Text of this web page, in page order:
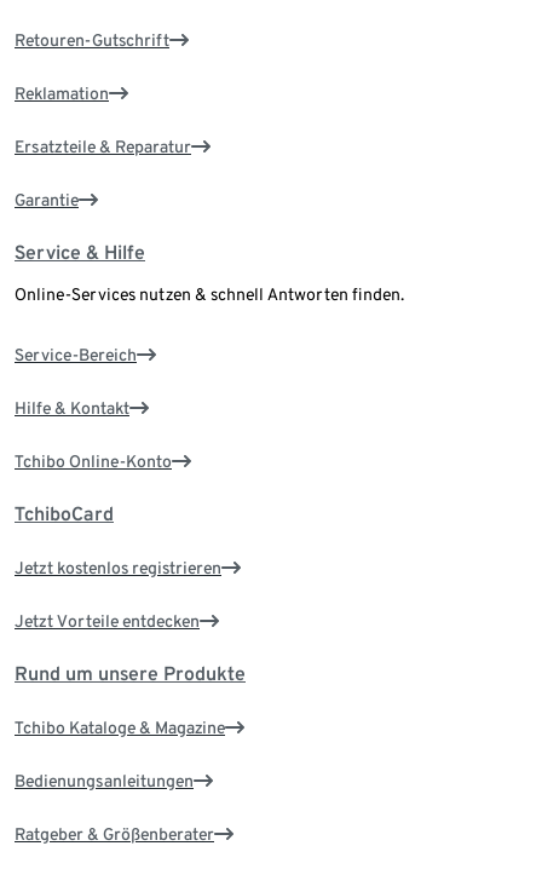
Retouren-Gutschrift
Reklamation
Ersatzteile & Reparatur
Garantie
Service & Hilfe
Online-Services nutzen & schnell Antworten finden.
Service-Bereich
Hilfe & Kontakt
Tchibo Online-Konto
TchiboCard
Jetzt kostenlos registrieren
Jetzt Vorteile entdecken
Rund um unsere Produkte
Tchibo Kataloge & Magazine
Bedienungsanleitungen
Ratgeber & Größenberater